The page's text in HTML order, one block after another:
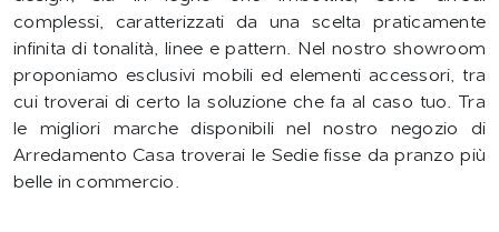
complessi, caratterizzati da una scelta praticamente
infinita di tonalità, linee e pattern. Nel nostro showroom
proponiamo esclusivi mobili ed elementi accessori, tra
cui troverai di certo la soluzione che fa al caso tuo. Tra
le migliori marche disponibili nel nostro negozio di
Arredamento Casa troverai le Sedie fisse da pranzo più
belle in commercio.